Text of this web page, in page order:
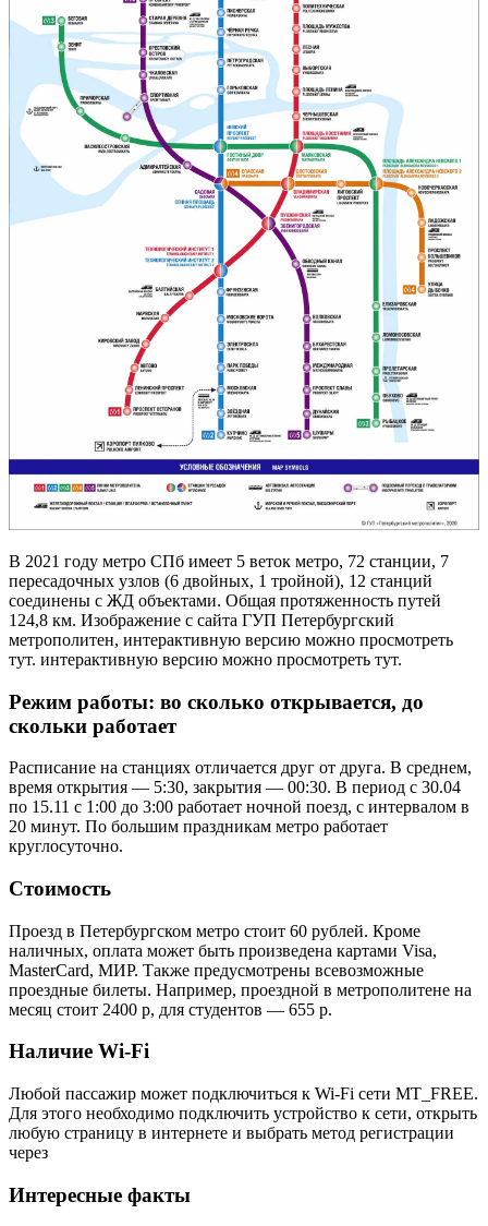
В 2021 году метро СПб имеет 5 веток метро, 72 станции, 7
пересадочных узлов (6 двойных, 1 тройной), 12 станций
соединены с ЖД объектами. Общая протяженность путей
124,8 км. Изображение с сайта ГУП Петербургский
метрополитен, интерактивную версию можно просмотреть
тут. интерактивную версию можно просмотреть тут.
Режим работы: во сколько открывается, до
скольки работает
Расписание на станциях отличается друг от друга. В среднем,
время открытия — 5:30, закрытия — 00:30. В период с 30.04
по 15.11 с 1:00 до 3:00 работает ночной поезд, с интервалом в
20 минут. По большим праздникам метро работает
круглосуточно.
Стоимость
Проезд в Петербургском метро стоит 60 рублей. Кроме
наличных, оплата может быть произведена картами Visa,
MasterCard, МИР. Также предусмотрены всевозможные
проездные билеты. Например, проездной в метрополитене на
месяц стоит 2400 р, для студентов — 655 р.
Наличие Wi-Fi
Любой пассажир может подключиться к Wi-Fi сети MT_FREE.
Для этого необходимо подключить устройство к сети, открыть
любую страницу в интернете и выбрать метод регистрации
через
Интересные факты